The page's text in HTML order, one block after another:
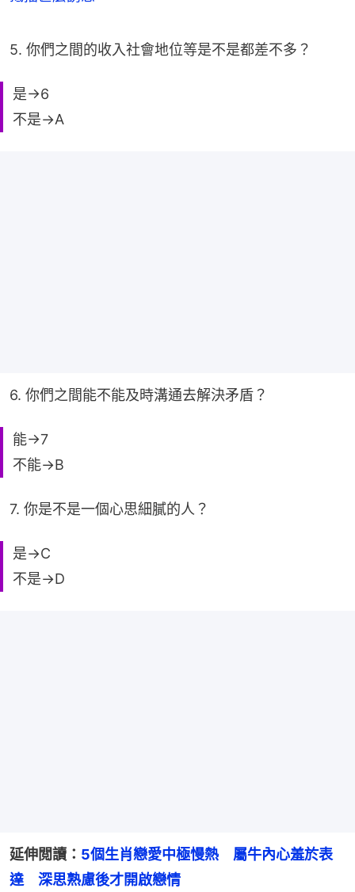
5. 你們之間的收入社會地位等是不是都差不多？
是→6
不是→A
6. 你們之間能不能及時溝通去解決矛盾？
能→7
不能→B
7. 你是不是一個心思細膩的人？
是→C
不是→D
延伸閲讀： 5個生肖戀愛中極慢熱　屬牛內心羞於表
達　深思熟慮後才開啟戀情